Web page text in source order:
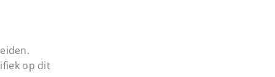
op dit